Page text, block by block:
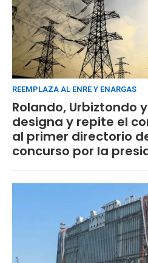
REEMPLAZA AL ENRE Y ENARGAS
Rolando, Urbiztondo
designa y repite el
al primer directorio
concurso por la